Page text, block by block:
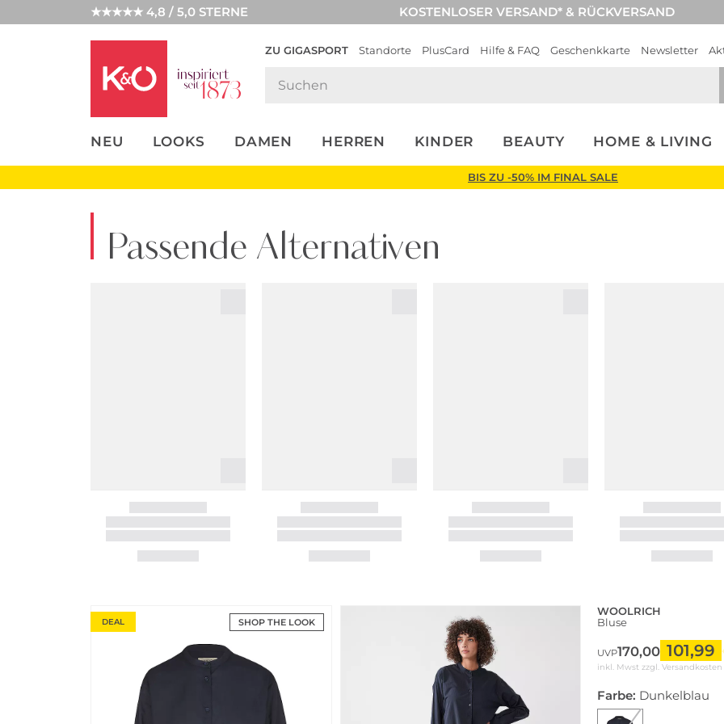
★★★★★ 4,8 / 5,0 STERNE KOSTENLOSER VERSAND* & RÜCKVERSAND
ZU GIGASPORT Standorte PlusCard Hilfe & FAQ Geschenkkarte Newsletter
NEU LOOKS DAMEN HERREN KINDER BEAUTY HOME & LIVING
UNSERE APP
CLICK &
BIS ZU -50% IM FINAL SALE
Passende Alternativen
SHOP THE LOOK
DEAL
WOOLRICH
Bluse
UVP170,00 101,99
inkl. Mwst zzgl. Versandkosten
Farbe: Dunkelblau